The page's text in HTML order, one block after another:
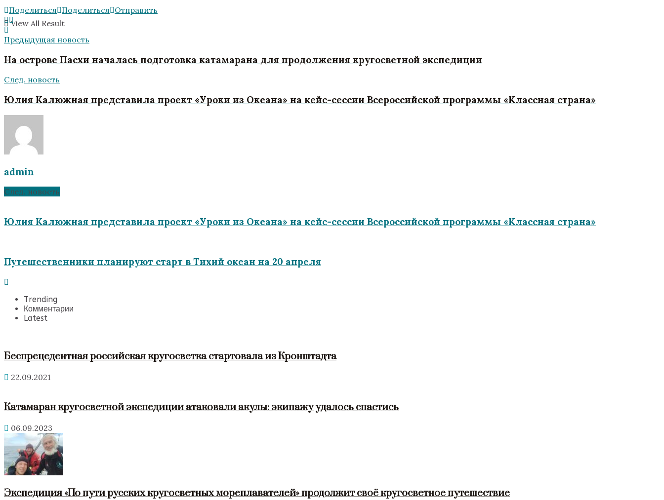
View All Result
Поделиться Поделиться Отправить
Предыдущая новость
На острове Пасхи началась подготовка катамарана для продолжения кругосветной экспедиции
След. новость
Юлия Калюжная представила проект «Уроки из Океана» на кейс-сессии Всероссийской программы «Классная страна»
admin
След. новость
Юлия Калюжная представила проект «Уроки из Океана» на кейс-сессии Всероссийской программы «Классная страна»
Путешественники планируют старт в Тихий океан на 20 апреля
Trending
Комментарии
Latest
Беспрецедентная российская кругосветка стартовала из Кронштадта
22.09.2021
Катамаран кругосветной экспедиции атаковали акулы: экипажу удалось спастись
06.09.2023
Экспедиция «По пути русских кругосветных мореплавателей» продолжит своё кругосветное путешествие